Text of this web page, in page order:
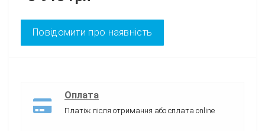
Повідомити про наявність
Оплата
Платіж після отримання або сплата online